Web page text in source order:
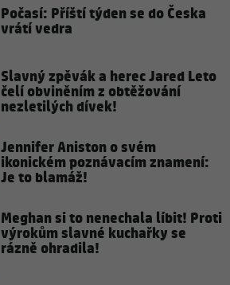
Počasí: Příští týden se do Česka
vrátí vedra
Slavný zpěvák a herec Jared Leto
čelí obviněním z obtěžování
nezletilých dívek!
Jennifer Aniston o svém
ikonickém poznávacím znamení:
Je to blamáž!
Meghan si to nenechala líbit! Proti
výrokům slavné kuchařky se
rázně ohradila!